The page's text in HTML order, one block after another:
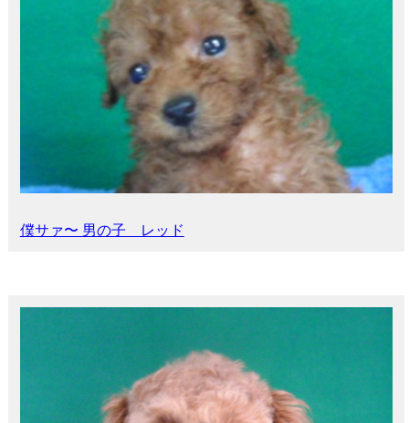
僕サァ〜 男の子 レッド